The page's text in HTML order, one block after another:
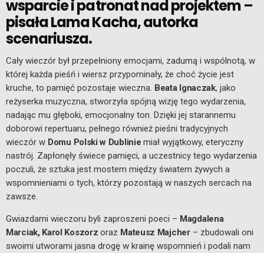
wsparcie i patronat nad projektem –
pisała Lama Kacha, autorka
scenariusza.
Cały wieczór był przepełniony emocjami, zadumą i wspólnotą, w
której każda pieśń i wiersz przypominały, że choć życie jest
kruche, to pamięć pozostaje wieczna. Beata Ignaczak, jako
reżyserka muzyczna, stworzyła spójną wizję tego wydarzenia,
nadając mu głęboki, emocjonalny ton. Dzięki jej starannemu
doborowi repertuaru, pełnego również pieśni tradycyjnych
wieczór w Domu Polski w Dublinie miał wyjątkowy, eteryczny
nastrój. Zapłonęły świece pamięci, a uczestnicy tego wydarzenia
poczuli, że sztuka jest mostem między światem żywych a
wspomnieniami o tych, którzy pozostają w naszych sercach na
zawsze.
Gwiazdami wieczoru byli zaproszeni poeci – Magdalena
Marciak, Karol Koszorzoraz Mateusz Majcher– zbudowali oni
swoimi utworami jasna drogę w krainę wspomnień i podali nam